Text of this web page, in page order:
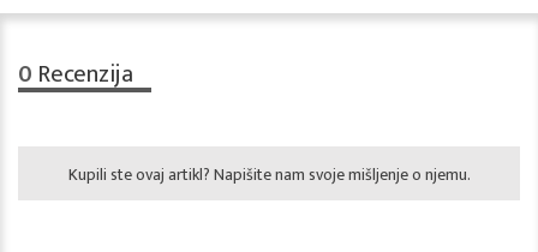
0 Recenzija
Kupili ste ovaj artikl? Napišite nam svoje mišljenje o njemu.